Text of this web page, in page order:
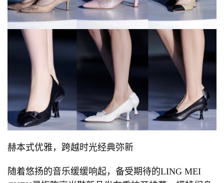
赫本式优雅，跨越时光经典弥新
随着悠扬的音乐缓缓响起，备受期待的LING MEI